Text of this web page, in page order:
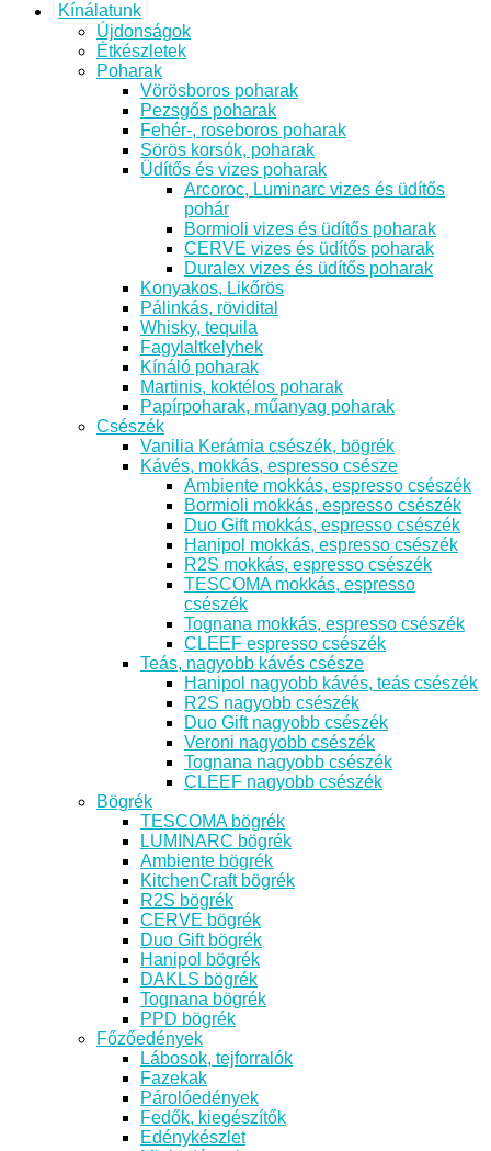
Kínálatunk
Újdonságok
Étkészletek
Poharak
Vörösboros poharak
Pezsgős poharak
Fehér-, roseboros poharak
Sörös korsók, poharak
Üdítős és vizes poharak
Arcoroc, Luminarc vizes és üdítős
pohár
Bormioli vizes és üdítős poharak
CERVE vizes és üdítős poharak
Duralex vizes és üdítős poharak
Konyakos, Likőrös
Pálinkás, rövidital
Whisky, tequila
Fagylaltkelyhek
Kínáló poharak
Martinis, koktélos poharak
Papírpoharak, műanyag poharak
Csészék
Vanilia Kerámia csészék, bögrék
Kávés, mokkás, espresso csésze
Ambiente mokkás, espresso csészék
Bormioli mokkás, espresso csészék
Duo Gift mokkás, espresso csészék
Hanipol mokkás, espresso csészék
R2S mokkás, espresso csészék
TESCOMA mokkás, espresso
csészék
Tognana mokkás, espresso csészék
CLEEF espresso csészék
Teás, nagyobb kávés csésze
Hanipol nagyobb kávés, teás csészék
R2S nagyobb csészék
Duo Gift nagyobb csészék
Veroni nagyobb csészék
Tognana nagyobb csészék
CLEEF nagyobb csészék
Bögrék
TESCOMA bögrék
LUMINARC bögrék
Ambiente bögrék
KitchenCraft bögrék
R2S bögrék
CERVE bögrék
Duo Gift bögrék
Hanipol bögrék
DAKLS bögrék
Tognana bögrék
PPD bögrék
Főzőedények
Lábosok, tejforralók
Fazekak
Párolóedények
Fedők, kiegészítők
Edénykészlet